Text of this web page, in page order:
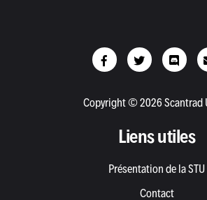
Copyright © 2026 Scantrad
Liens utiles
Présentation de la STU
Contact